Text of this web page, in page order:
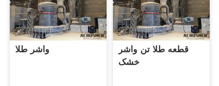
واشر طلا
قطعه طلا تن واشر
خشک